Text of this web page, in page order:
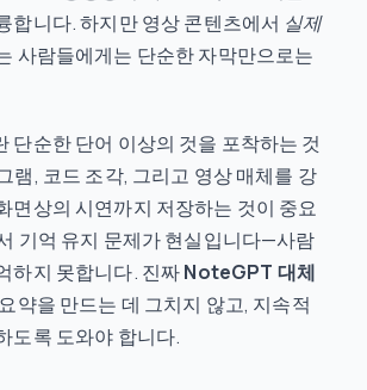
합니다. 하지만 영상 콘텐츠에서 실제
사람들에게는 단순한 자막만으로는
단순한 단어 이상의 것을 포착하는 것
램, 코드 조각, 그리고 영상 매체를 강
면상의 시연까지 저장하는 것이 중요
기억 유지 문제가 현실입니다—사람
하지 못합니다. 진짜NoteGPT 대체
약을 만드는 데 그치지 않고, 지속적
도록 도와야 합니다.